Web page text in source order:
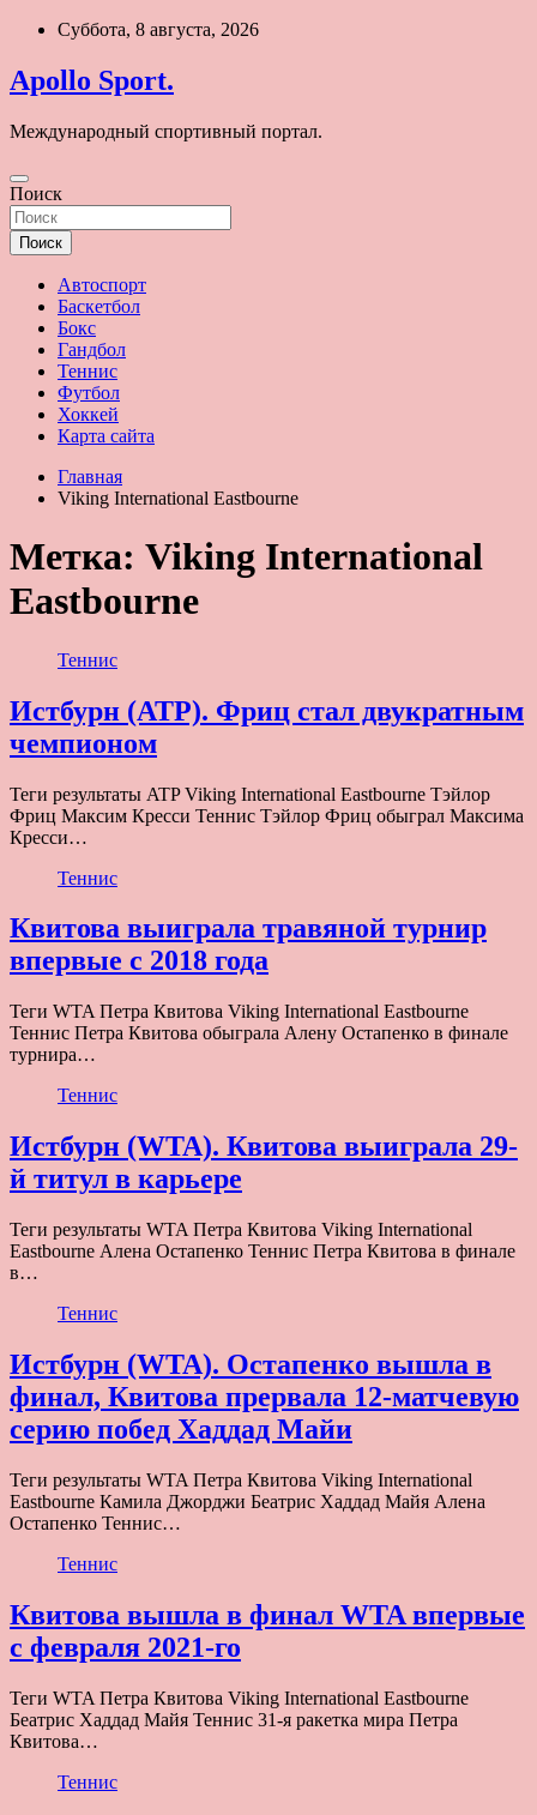
Перейти
содержимому
Суббота, 8 августа, 2026
Apollo Sport.
Международный спортивный портал.
Поиск
Поиск
Автоспорт
Баскетбол
Бокс
Гандбол
Теннис
Футбол
Хоккей
Карта сайта
Главная
Viking International Eastbourne
Метка: Viking International
Eastbourne
Теннис
Истбурн (ATP). Фриц стал двукратным
чемпионом
Теги результаты ATP Viking International Eastbourne Тэйлор
Фриц Максим Кресси Теннис Тэйлор Фриц обыграл Максима
Кресси…
Теннис
Квитова выиграла травяной турнир
впервые с 2018 года
Теги WTA Петра Квитова Viking International Eastbourne
Теннис Петра Квитова обыграла Алену Остапенко в финале
турнира…
Теннис
Истбурн (WTA). Квитова выиграла 29-
й титул в карьере
Теги результаты WTA Петра Квитова Viking International
Eastbourne Алена Остапенко Теннис Петра Квитова в финале
в…
Теннис
Истбурн (WTA). Остапенко вышла в
финал, Квитова прервала 12-матчевую
серию побед Хаддад Майи
Теги результаты WTA Петра Квитова Viking International
Eastbourne Камила Джорджи Беатрис Хаддад Майя Алена
Остапенко Теннис…
Теннис
Квитова вышла в финал WTA впервые
с февраля 2021-го
Теги WTA Петра Квитова Viking International Eastbourne
Беатрис Хаддад Майя Теннис 31-я ракетка мира Петра
Квитова…
Теннис